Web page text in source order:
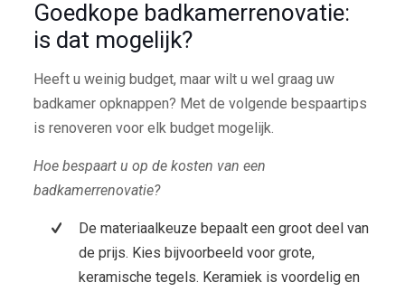
Goedkope badkamerrenovatie:
is dat mogelijk?
Heeft u weinig budget, maar wilt u wel graag uw
badkamer opknappen? Met de volgende bespaartips
is renoveren voor elk budget mogelijk.
Hoe bespaart u op de kosten van een
badkamerrenovatie?
De materiaalkeuze bepaalt een groot deel van
de prijs. Kies bijvoorbeeld voor grote,
keramische tegels. Keramiek is voordelig en